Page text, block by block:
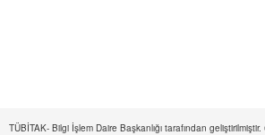
TÜBİTAK- Bilgi İşlem Daire Başkanlığı tarafından